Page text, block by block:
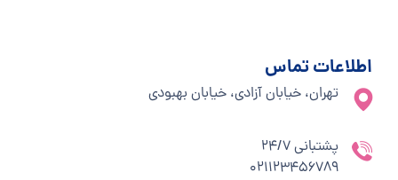
اطلاعات تماس
تهران، خیابان آزادی، خیابان بهبودی
پشتبانی 24/7
021123456789